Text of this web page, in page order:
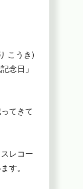
こうき)
念日」
てきて
レコー
す。